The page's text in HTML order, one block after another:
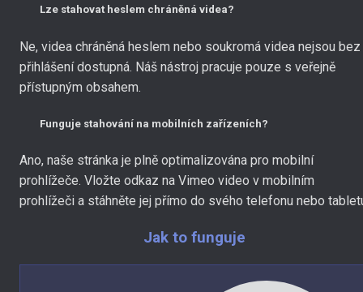
Lze stahovat heslem chráněná videa?
Ne, videa chráněná heslem nebo soukromá videa nejsou bez
přihlášení dostupná. Náš nástroj pracuje pouze s veřejně
přístupným obsahem.
Funguje stahování na mobilních zařízeních?
Ano, naše stránka je plně optimalizována pro mobilní
prohlížeče. Vložte odkaz na Vimeo video v mobilním
prohlížeči a stáhněte jej přímo do svého telefonu nebo
Jak to funguje